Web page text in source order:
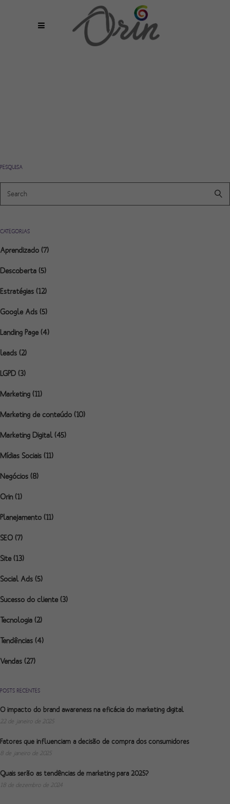
PESQUISA
CATEGORIAS
Aprendizado (7)
Descoberta (5)
Estratégias (12)
Google Ads (5)
Landing Page (4)
leads (2)
LGPD (3)
Marketing (11)
Marketing de conteúdo (10)
Marketing Digital (45)
Mídias Sociais (11)
Negócios (8)
Orin(1)
Planejamento (11)
SEO (7)
Site (13)
Social Ads (5)
Sucesso do cliente (3)
Tecnologia (2)
Tendências (4)
Vendas (27)
POSTS RECENTES
O impacto do brand awareness na eficácia do marketing digital
22 de janeiro de 2025
Fatores que influenciam a decisão de compra dos consumidores
8 de janeiro de 2025
Quais serão as tendências de marketing para 2025?
18 de dezembro de 2024